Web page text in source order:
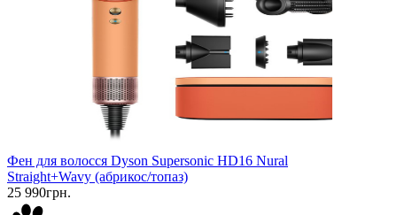
Фен для волосся Dyson Supersonic HD16 Nural
Straight+Wavy (абрикос/топаз)
25 990грн.